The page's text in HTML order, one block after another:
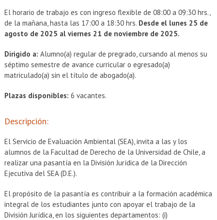
El horario de trabajo es con ingreso flexible de 08:00 a 09:30 hrs.,
de la mañana, hasta las 17:00 a 18:30 hrs. Desde el lunes 25 de
agosto de 2025 al viernes 21 de noviembre de 2025.
Dirigido a: Alumno(a) regular de pregrado, cursando al menos su
séptimo semestre de avance curricular o egresado(a)
matriculado(a) sin el título de abogado(a).
Plazas disponibles: 6 vacantes.
Descripción:
El Servicio de Evaluación Ambiental (SEA), invita a las y los
alumnos de la Facultad de Derecho de la Universidad de Chile, a
realizar una pasantía en la División Jurídica de la Dirección
Ejecutiva del SEA (D.E.).
El propósito de la pasantía es contribuir a la formación académica
integral de los estudiantes junto con apoyar el trabajo de la
División Jurídica, en los siguientes departamentos: (i)